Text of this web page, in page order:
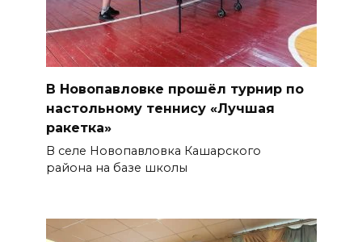
В Новопавловке прошёл турнир по
настольному теннису «Лучшая
ракетка»
В селе Новопавловка Кашарского
района на базе школы